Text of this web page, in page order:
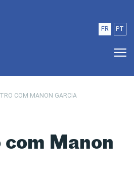
FR PT
COM MANON GARCIA
Manon